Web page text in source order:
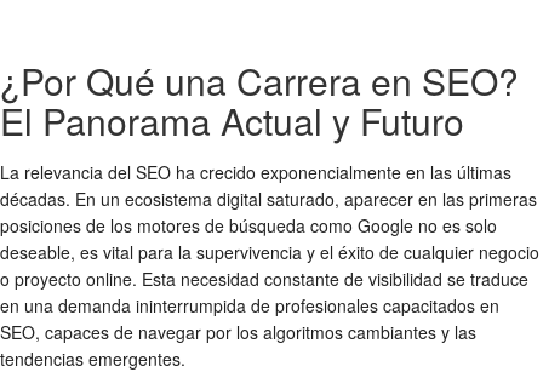
¿Por Qué una Carrera en SEO?
El Panorama Actual y Futuro
La relevancia del SEO ha crecido exponencialmente en las últimas
décadas. En un ecosistema digital saturado, aparecer en las primeras
posiciones de los motores de búsqueda como Google no es solo
deseable, es vital para la supervivencia y el éxito de cualquier negocio
o proyecto online. Esta necesidad constante de visibilidad se traduce
en una demanda ininterrumpida de profesionales capacitados en
SEO, capaces de navegar por los algoritmos cambiantes y las
tendencias emergentes.